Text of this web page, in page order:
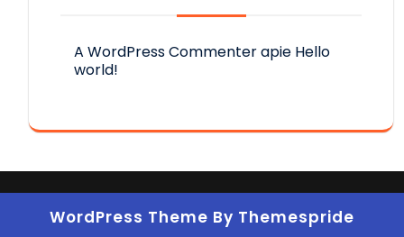
A WordPress Commenterapie Hello
world!
WordPress Theme By Themespride